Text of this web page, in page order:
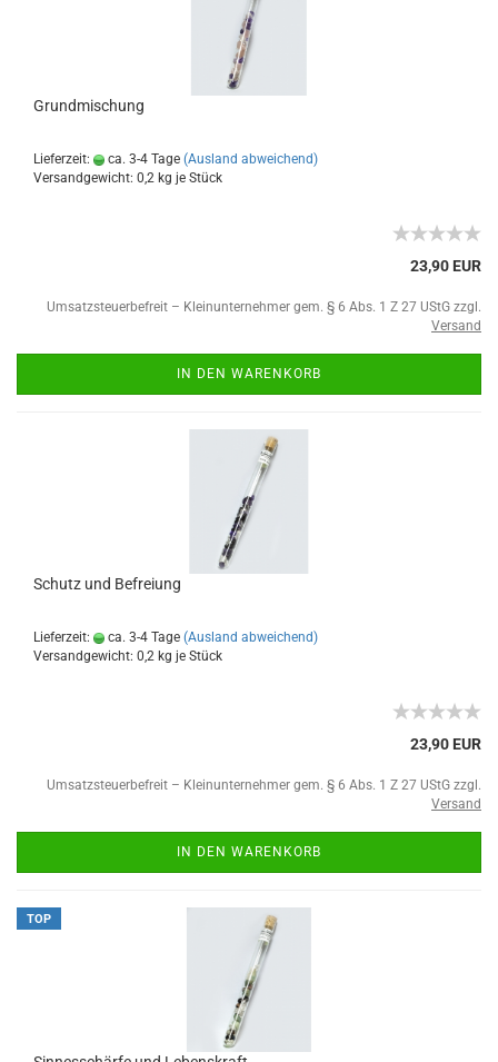
Grundmischung
Lieferzeit: ca. 3-4 Tage (Ausland abweichend)
Versandgewicht: 0,2 kg je Stück
23,90 EUR
Umsatzsteuerbefreit – Kleinunternehmer gem. § 6 Abs. 1 Z 27 UStG zzgl.
Versand
IN DEN WARENKORB
Schutz und Befreiung
Lieferzeit: ca. 3-4 Tage (Ausland abweichend)
Versandgewicht: 0,2 kg je Stück
23,90 EUR
Umsatzsteuerbefreit – Kleinunternehmer gem. § 6 Abs. 1 Z 27 UStG zzgl.
Versand
IN DEN WARENKORB
TOP